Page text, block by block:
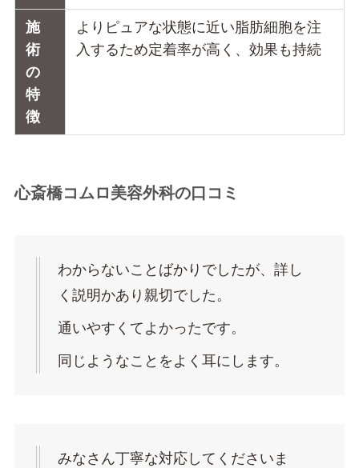
施
術
の
特
徴
よりピュアな状態に近い脂肪細胞を注
入するため定着率が高く、効果も持続
心斎橋コムロ美容外科の口コミ
わからないことばかりでしたが、詳し
く説明かあり親切でした。
通いやすくてよかったです。
同じようなことをよく耳にします。
みなさん丁寧な対応してくださいま